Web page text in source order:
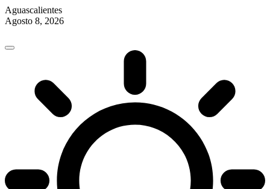
Aguascalientes
Agosto 8, 2026
content